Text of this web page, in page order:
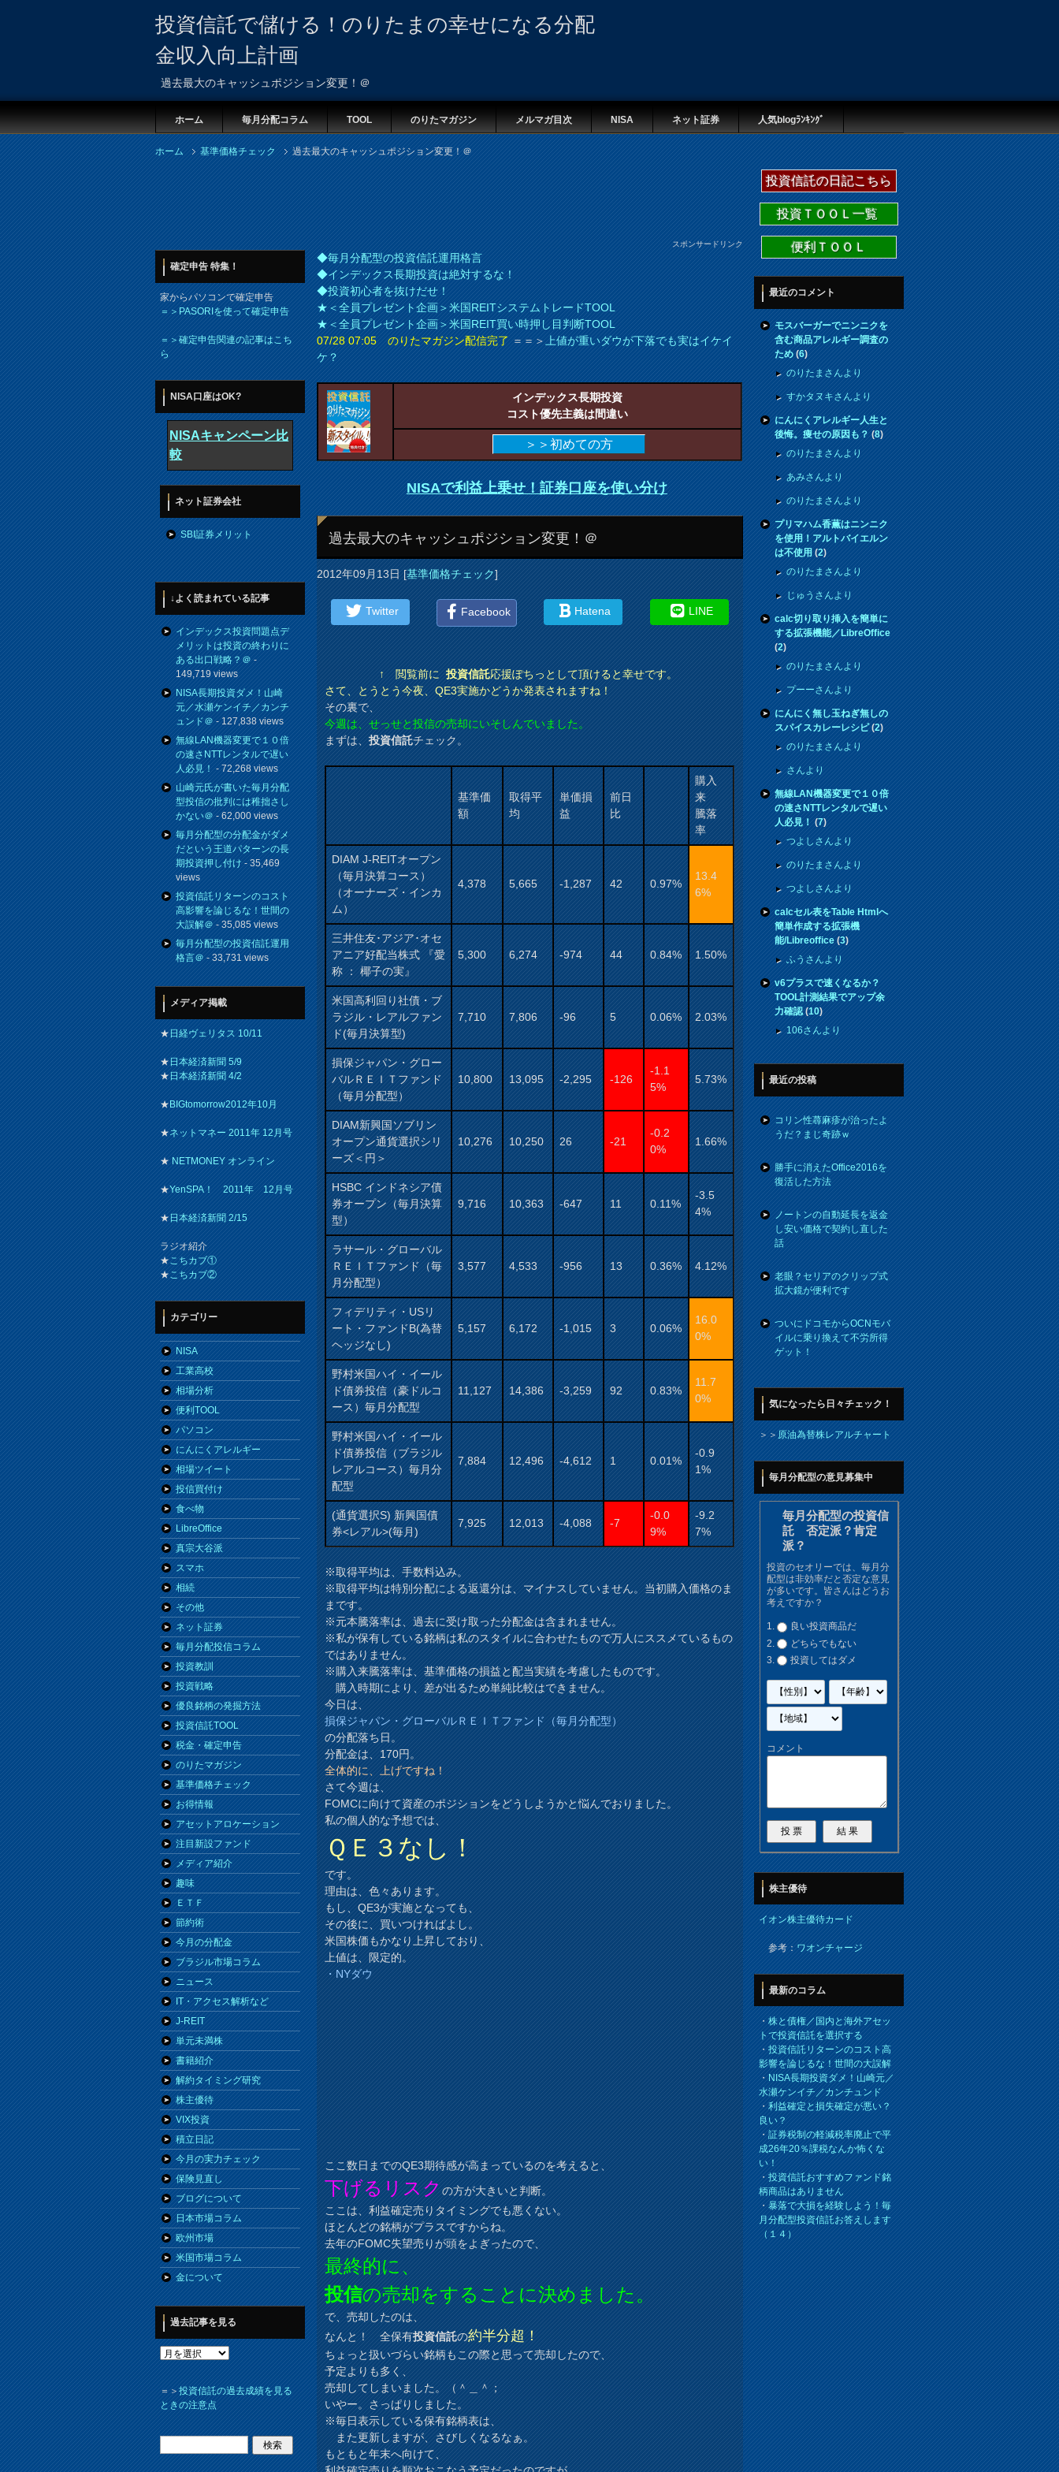
投資信託で儲ける！のりたまの幸せになる分配
金収入向上計画
過去最大のキャッシュポジション変更！＠
ホーム 毎月分配コラム TOOL のりたマガジン メルマガ目次 NISA ネット証券 人気blogﾗﾝｷﾝｸﾞ
ホーム 基準価格チェック 過去最大のキャッシュポジション変更！＠
スポンサードリンク
◆毎月分配型の投資信託運用格言
◆インデックス長期投資は絶対するな！
◆投資初心者を抜けだせ！
★＜全員プレゼント企画＞米国REITシステムトレードTOOL
★＜全員プレゼント企画＞米国REIT買い時押し目判断TOOL
07/28 07:05 のりたマガジン配信完了＝＝＞上値が重いダウが下落でも実はイケイ
ケ？
インデックス長期投資
コスト優先主義は間違い
＞＞初めての方
NISAで利益上乗せ！証券口座を使い分け
過去最大のキャッシュポジション変更！＠
2012年09月13日[基準価格チェック]
Twitter Facebook Hatena LINE
↑ 閲覧前に投資信託応援ぽちっとして頂けると幸せです。
さて、とうとう今夜、QE3実施かどうか発表されますね！
その裏で、
今週は、せっせと投信の売却にいそしんでいました。
まずは、投資信託チェック。
基準価
額
取得平
均
単価損
益
前日
比
購入
来
騰落
率
DIAM J-REITオープン
（毎月決算コース）
（オーナーズ・インカ
ム）
4,378 5,665 -1,287 42 0.97%
13.4
6%
三井住友･アジア･オセ
アニア好配当株式 『愛
称 ： 椰子の実』
5,300 6,274 -974 44 0.84% 1.50%
米国高利回り社債・ブ
ラジル・レアルファン
ド(毎月決算型)
7,710 7,806 -96 5 0.06% 2.03%
損保ジャパン・グロー
バルＲＥＩＴファンド
（毎月分配型）
10,800 13,095 -2,295 -126
-1.1
5%
5.73%
DIAM新興国ソブリン
オープン通貨選択シリ
ーズ＜円＞
10,276 10,250 26 -21
-0.2
0%
1.66%
HSBC インドネシア債
券オープン（毎月決算
型）
9,716 10,363 -647 11 0.11%
-3.5
4%
ラサール・グローバル
ＲＥＩＴファンド（毎
月分配型）
3,577 4,533 -956 13 0.36% 4.12%
フィデリティ・USリ
ート・ファンドB(為替
ヘッジなし)
5,157 6,172 -1,015 3 0.06%
16.0
0%
野村米国ハイ・イール
ド債券投信（豪ドルコ
ース）毎月分配型
11,127 14,386 -3,259 92 0.83%
11.7
0%
野村米国ハイ・イール
ド債券投信（ブラジル
レアルコース）毎月分
配型
7,884 12,496 -4,612 1 0.01%
-0.9
1%
(通貨選択S) 新興国債
券<レアル>(毎月)
7,925 12,013 -4,088 -7
-0.0
9%
-9.2
7%
※取得平均は、手数料込み。
※取得平均は特別分配による返還分は、マイナスしていません。当初購入価格のま
まです。
※元本騰落率は、過去に受け取った分配金は含まれません。
※私が保有している銘柄は私のスタイルに合わせたもので万人にススメているもの
ではありません。
※購入来騰落率は、基準価格の損益と配当実績を考慮したものです。
購入時期により、差が出るため単純比較はできません。
今日は、
損保ジャパン・グローバルＲＥＩＴファンド（毎月分配型）
の分配落ち日。
分配金は、170円。
全体的に、上げですね！
さて今週は、
FOMCに向けて資産のポジションをどうしようかと悩んでおりました。
私の個人的な予想では、
ＱＥ３なし！
です。
理由は、色々あります。
もし、QE3が実施となっても、
その後に、買いつければよし。
米国株価もかなり上昇しており、
上値は、限定的。
・NYダウ
ここ数日までのQE3期待感が高まっているのを考えると、
下げるリスクの方が大きいと判断。
ここは、利益確定売りタイミングでも悪くない。
ほとんどの銘柄がプラスですからね。
去年のFOMC失望売りが頭をよぎったので、
最終的に、
投信の売却をすることに決めました。
で、売却したのは、
なんと！ 全保有投資信託の約半分超！
ちょっと扱いづらい銘柄もこの際と思って売却したので、
予定よりも多く、
売却してしまいました。（＾＿＾；
いやー。さっぱりしました。
※毎日表示している保有銘柄表は、
また更新しますが、さびしくなるなぁ。
もともと年末へ向けて、
確定申告 特集！
家からパソコンで確定申告
＝＞PASORIを使って確定申告
＝＞確定申告関連の記事はこち
ら
NISA口座はOK?
NISAキャンペーン比
較
ネット証券会社
SBI証券メリット
↓よく読まれている記事
インデックス投資問題点デ
メリットは投資の終わりに
ある出口戦略？＠-
149,719 views
NISA長期投資ダメ！山崎
元／水瀬ケンイチ／カンチ
ュンド＠- 127,838 views
無線LAN機器変更で１０倍
の速さNTTレンタルで遅い
人必見！- 72,268 views
山崎元氏が書いた毎月分配
型投信の批判には稚拙さし
かない＠- 62,000 views
毎月分配型の分配金がダメ
だという王道パターンの長
期投資押し付け- 35,469
views
投資信託リターンのコスト
高影響を論じるな！世間の
大誤解＠- 35,085 views
毎月分配型の投資信託運用
格言＠- 33,731 views
メディア掲載
★日経ヴェリタス 10/11
★日本経済新聞 5/9
★日本経済新聞 4/2
★BIGtomorrow2012年10月
★ネットマネー 2011年 12月号
★NETMONEY オンライン
★YenSPA！ 2011年 12月号
★日本経済新聞 2/15
ラジオ紹介
★こちカブ①
★こちカブ②
カテゴリー
NISA
工業高校
相場分析
便利TOOL
パソコン
にんにくアレルギー
相場ツイート
投信買付け
食べ物
LibreOffice
真宗大谷派
スマホ
相続
その他
ネット証券
毎月分配投信コラム
投資教訓
投資戦略
優良銘柄の発掘方法
投資信託TOOL
税金・確定申告
のりたマガジン
基準価格チェック
お得情報
アセットアロケーション
注目新設ファンド
メディア紹介
趣味
ＥＴＦ
節約術
今月の分配金
ブラジル市場コラム
ニュース
IT・アクセス解析など
J-REIT
単元未満株
書籍紹介
解約タイミング研究
株主優待
VIX投資
積立日記
今月の実力チェック
保険見直し
ブログについて
日本市場コラム
欧州市場
米国市場コラム
金について
過去記事を見る
＝＞投資信託の過去成績を見る
ときの注意点
投資信託の日記こちら
投資ＴＯＯＬ一覧
便利ＴＯＯＬ
最近のコメント
モスバーガーでニンニクを
含む商品アレルギー調査の
ため(6)
のりたまさんより
すかタヌキさんより
にんにくアレルギー人生と
後悔。痩せの原因も？(8)
のりたまさんより
あみさんより
のりたまさんより
プリマハム香薫はニンニク
を使用！アルトバイエルン
は不使用(2)
のりたまさんより
じゅうさんより
calc切り取り挿入を簡単に
する拡張機能／LibreOffice
(2)
のりたまさんより
プーーさんより
にんにく無し玉ねぎ無しの
スパイスカレーレシピ(2)
のりたまさんより
さんより
無線LAN機器変更で１０倍
の速さNTTレンタルで遅い
人必見！(7)
つよしさんより
のりたまさんより
つよしさんより
calcセル表をTable Htmlへ
簡単作成する拡張機
能/Libreoffice(3)
ふうさんより
v6プラスで速くなるか？
TOOL計測結果でアップ余
力確認(10)
106さんより
最近の投稿
コリン性蕁麻疹が治ったよ
うだ？まじ奇跡ｗ
勝手に消えたOffice2016を
復活した方法
ノートンの自動延長を返金
し安い価格で契約し直した
話
老眼？セリアのクリップ式
拡大鏡が便利です
ついにドコモからOCNモバ
イルに乗り換えて不労所得
ゲット！
気になったら日々チェック！
＞＞原油為替株レアルチャート
毎月分配型の意見募集中
毎月分配型の投資信
託 否定派？肯定
派？
投資のセオリーでは、毎月分
配型は非効率だと否定な意見
が多いです。皆さんはどうお
考えですか？
良い投資商品だ
どちらでもない
投資してはダメ
コメント
株主優待
イオン株主優待カード
参考：ワオンチャージ
最新のコラム
・株と債権／国内と海外アセッ
トで投資信託を選択する
・投資信託リターンのコスト高
影響を論じるな！世間の大誤解
・NISA長期投資ダメ！山崎元／
水瀬ケンイチ／カンチュンド
・利益確定と損失確定が悪い？
良い？
・証券税制の軽減税率廃止で平
成26年20％課税なんか怖くな
い！
・投資信託おすすめファンド銘
柄商品はありません
・暴落で大損を経験しよう！毎
月分配型投資信託お答えします
（１４）